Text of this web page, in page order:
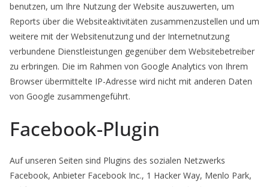
benutzen, um Ihre Nutzung der Website auszuwerten, um
Reports über die Websiteaktivitäten zusammenzustellen und um
weitere mit der Websitenutzung und der Internetnutzung
verbundene Dienstleistungen gegenüber dem Websitebetreiber
zu erbringen. Die im Rahmen von Google Analytics von Ihrem
Browser übermittelte IP-Adresse wird nicht mit anderen Daten
von Google zusammengeführt.
Facebook-Plugin
Auf unseren Seiten sind Plugins des sozialen Netzwerks
Facebook, Anbieter Facebook Inc., 1 Hacker Way, Menlo Park,